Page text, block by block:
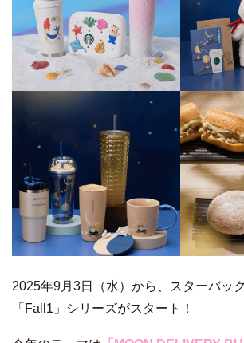
2025年9月3日（水）から、スターバッ
「Fall1」シリーズがスタート！